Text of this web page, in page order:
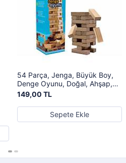
54 Parça, Jenga, Büyük Boy,
Denge Oyunu, Doğal, Ahşap,
Kule Oyunu, Eğlenceli Aile
Oyunu
149,00 TL
Sepete Ekle